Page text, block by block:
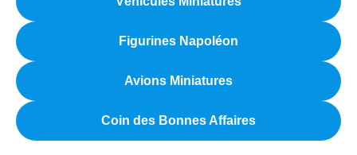
Figurines Napoléon
Avions Miniatures
Coin des Bonnes Affaires